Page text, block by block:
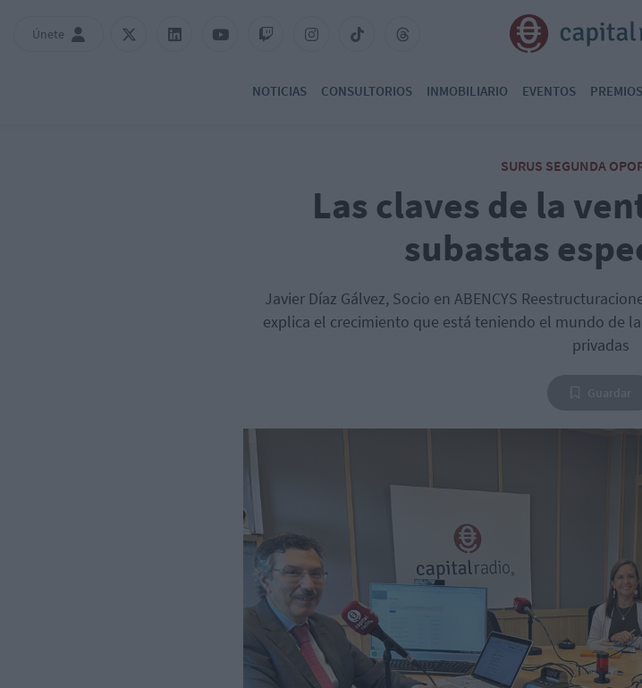
Únete
NOTICIAS CONSULTORIOS INMOBILIARIO EVENTOS PREMIOS
SURUS SEGUNDA
Las claves de la
subastas
Javier Díaz Gálvez, Socio en ABENCYS
explica el crecimiento que está teniendo el mundo de
privadas